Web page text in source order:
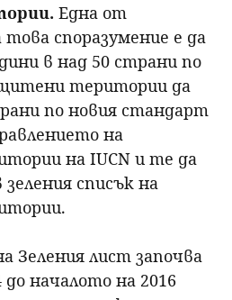
Една от
споразумение е да
в над 50 страни по
територии да
по новия стандарт
на
на IUCN и те да
списък на
Зеления лист започва
началото на 2016